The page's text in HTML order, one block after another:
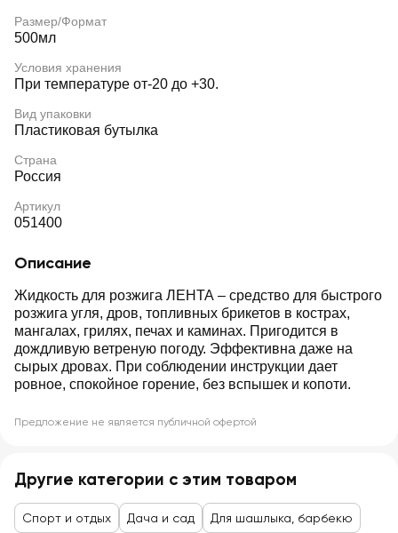
Размер/Формат
500мл
Условия хранения
При температуре от-20 до +30.
Вид упаковки
Пластиковая бутылка
Страна
Россия
Артикул
051400
Описание
Жидкость для розжига ЛЕНТА – средство для быстрого
розжига угля, дров, топливных брикетов в кострах,
мангалах, грилях, печах и каминах. Пригодится в
дождливую ветреную погоду. Эффективна даже на
сырых дровах. При соблюдении инструкции дает
ровное, спокойное горение, без вспышек и копоти.
Предложение не является публичной офертой
Другие категории с этим товаром
Спорт и отдых Дача и сад Для шашлыка, барбекю